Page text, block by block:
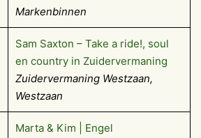
Markenbinnen
Sam Saxton – Take a ride!, soul
en country in Zuidervermaning
Zuidervermaning Westzaan,
Westzaan
Marta & Kim | Engel